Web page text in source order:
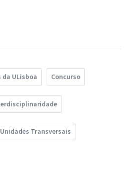
da ULisboa Concurso
Unidades Transversais